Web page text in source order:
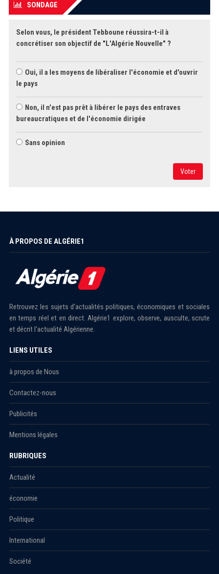
SONDAGE
Selon vous, le président Tebboune réussira-t-il à
concrétiser son objectif de "L'Algérie Nouvelle" ?
Oui, il a les moyens de libéraliser l'économie et d'ouvrir
le pays
Non, il n'est pas prêt à libérer le pays des entraves
bureaucratiques et de l'économie dirigée
Sans opinion
Voter
À PROPOS DE ALGÉRIE1
Retrouvez les sujets d'actualités politiques, économiques et sociales
en temps réel et en direct. Algérie1 explore, observe, ausculte, scrute
et décrit l'actualité Algérienne.
LIENS UTILES
à propos de Nous
Contactez-nous
Publicités
Mentions légales
RUBRIQUES
Actualité
économie
Politique
International
Société